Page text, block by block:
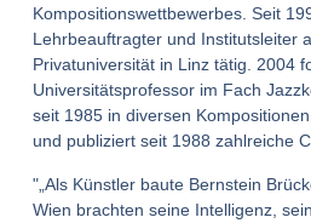
Kompositionswettbewerbes. Seit
Lehrbeauftragter und Institutsleiter
Privatuniversität in Linz tätig. 2004
Universitätsprofessor im Fach
seit 1985 in diversen
und publiziert seit 1988 zahlreiche
„Als Künstler baute Bernstein
Wien brachten seine Intelligenz,